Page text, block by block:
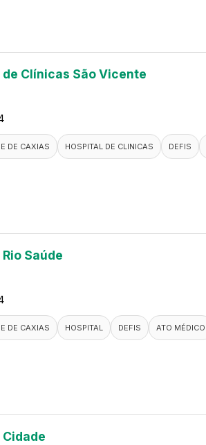
Clínicas São Vicente
DE CAXIAS HOSPITAL DE CLINICAS DEFIS
Saúde
DE CAXIAS HOSPITAL DEFIS ATO MÉDICO
Cidade